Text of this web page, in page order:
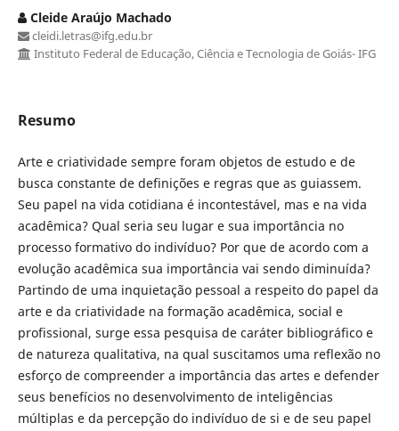
Cleide Araújo Machado
cleidi.letras@ifg.edu.br
Instituto Federal de Educação, Ciência e Tecnologia de Goiás- IFG
Resumo
Arte e criatividade sempre foram objetos de estudo e de
busca constante de definições e regras que as guiassem.
Seu papel na vida cotidiana é incontestável, mas e na vida
acadêmica? Qual seria seu lugar e sua importância no
processo formativo do indivíduo? Por que de acordo com a
evolução acadêmica sua importância vai sendo diminuída?
Partindo de uma inquietação pessoal a respeito do papel da
arte e da criatividade na formação acadêmica, social e
profissional, surge essa pesquisa de caráter bibliográfico e
de natureza qualitativa, na qual suscitamos uma reflexão no
esforço de compreender a importância das artes e defender
seus benefícios no desenvolvimento de inteligências
múltiplas e da percepção do indivíduo de si e de seu papel